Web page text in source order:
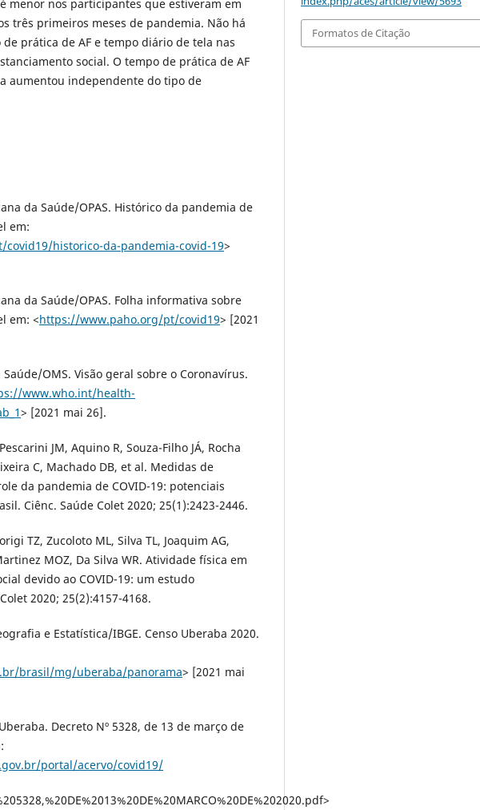
menor nos participantes que estiveram em
três primeiros meses de pandemia. Não há
prática de AF e tempo diário de tela nas
social. O tempo de prática de AF
aumentou independente do tipo de
da Saúde/OPAS. Histórico da pandemia de
em:
historico-da-pandemia-covid-19>
da Saúde/OPAS. Folha informativa sobre
em: <https://www.paho.org/pt/covid19> [2021
OMS. Visão geral sobre o Coronavírus.
www.who.int/health-
> [2021 mai 26].
JM, Aquino R, Souza-Filho JÁ, Rocha
C, Machado DB, et al. Medidas de
da pandemia de COVID-19: potenciais
Ciênc. Saúde Colet 2020; 25(1):2423-2446.
TZ, Zucoloto ML, Silva TL, Joaquim AG,
MOZ, Da Silva WR. Atividade física em
devido ao COVID-19: um estudo
2020; 25(2):4157-4168.
e Estatística/IBGE. Censo Uberaba 2020.
brasil/mg/uberaba/panorama> [2021 mai
Decreto Nº 5328, de 13 de março de
portal/acervo/covid19/
Formatos de Citação